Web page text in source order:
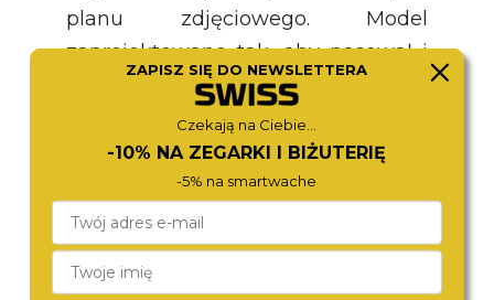
planu zdjęciowego. Model
zaprojektowano tak, aby pasował i
do casualowych stylizacji, i tych o
bardziej formalnym charakterze. W
tym zegarku na pierwszy plan
wysuwa się tarcza w kolorze
intensywnego granatu, którą zdobią
małe kwadraty, przechodzące w
punkciki tuż w centralnym punkcie
ZAPISZ SIĘ DO NEWSLETTERA
Czekają na Ciebie...
-10% NA ZEGARKI I BIŻUTERIĘ
-5% na smartwache